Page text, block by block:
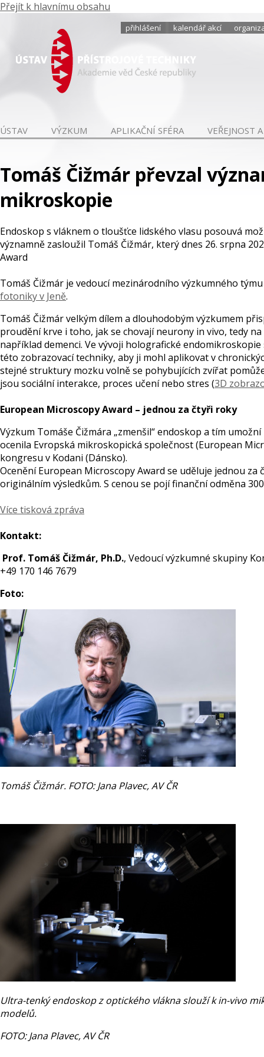
Přejít k hlavnímu obsahu
přihlášení kalendář akcí
ÚSTAV VÝZKUM APLIKAČNÍ SFÉRA VEŘEJNOST
Tomáš Čižmár převzal
mikroskopie
Endoskop s vláknem o tloušťce lidského vlasu posouvá
významně zasloužil Tomáš Čižmár, který dnes 26. srpna
Award
Tomáš Čižmár je vedoucí mezinárodního výzkumného
fotoniky v Jeně.
Tomáš Čižmár velkým dílem a dlouhodobým výzkumem
proudění krve i toho, jak se chovají neurony in vivo, tedy
například demenci. Ve vývoji holografické
této zobrazovací techniky, aby ji mohl aplikovat v
stejné struktury mozku volně se pohybujících zvířat
jsou sociální interakce, proces učení nebo stres (3D
European Microscopy Award – jednou za čtyři roky
Výzkum Tomáše Čižmára „zmenšil“ endoskop a tím
ocenila Evropská mikroskopická společnost (European
kongresu v Kodani (Dánsko).
Ocenění European Microscopy Award se uděluje jednou
originálním výsledkům. S cenou se pojí finanční odměna
Více tisková zpráva
Kontakt:
Prof. Tomáš Čižmár, Ph.D., Vedoucí výzkumné skupiny
+49 170 146 7679
Foto:
Tomáš Čižmár. FOTO: Jana Plavec, AV ČR
Ultra-tenký endoskop z optického vlákna slouží k in-vivo
modelů.
FOTO: Jana Plavec, AV ČR